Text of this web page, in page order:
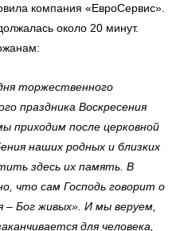
компания «ЕвроСервис».
около 20 минут.
торжественного
праздника Воскресения
приходим после церковной
наших родных и близких
здесь их память. В
что сам Господь говорит о
– Бог живых». И мы веруем,
для человека,